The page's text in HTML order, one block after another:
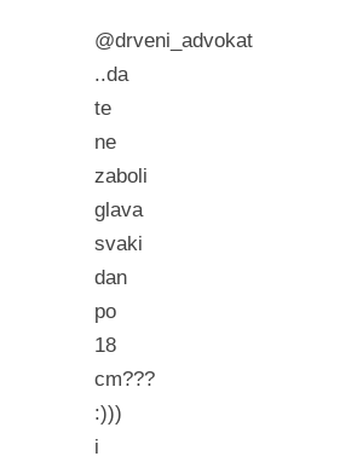
@drveni_advokat
..da
te
ne
zaboli
glava
svaki
dan
po
18
cm???
:)))
i